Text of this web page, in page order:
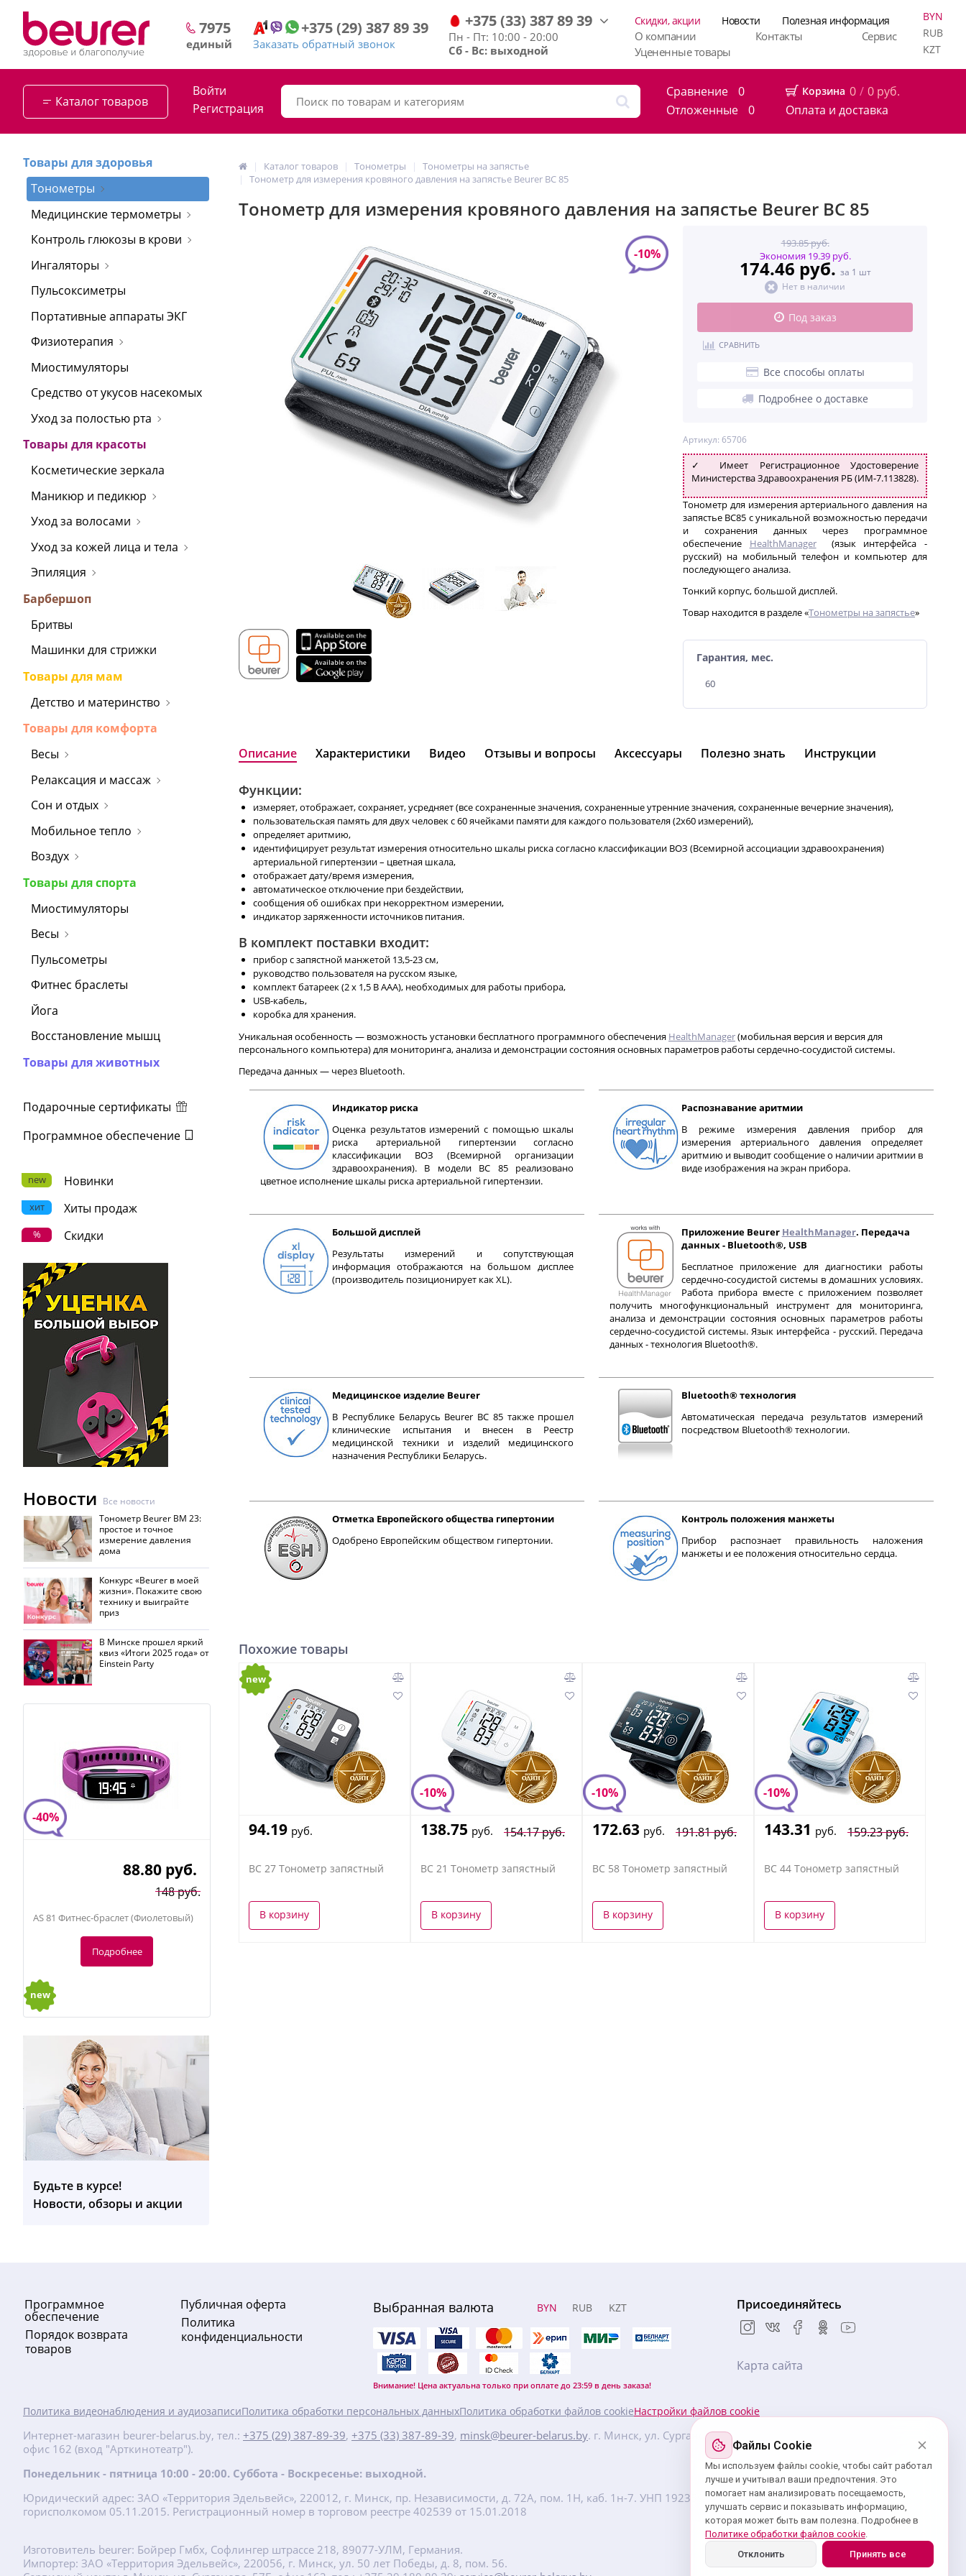
7975
единый
+375(29) 3878939
Заказать обратный звонок
+375(33) 3878939
Пн - Пт: 10:00 - 20:00
Сб - Вс: выходной
Скидки, акции Новости Полезная информация
О компании Контакты
Сервис
Уцененные товары
BYN
RUB
KZT
Каталог товаров
Войти
Регистрация
Сравнение
0
Отложенные
0
Корзина 0 / 0 руб.
Оплата и доставка
Товары для здоровья
Тонометры
Медицинские термометры
Контроль глюкозы в крови
Ингаляторы
Пульсоксиметры
Портативные аппараты ЭКГ
Физиотерапия
Миостимуляторы
Средство от укусов насекомых
Уход за полостью рта
Товары для красоты
Косметические зеркала
Маникюр и педикюр
Уход за волосами
Уход за кожей лица и тела
Эпиляция
Барбершоп
Бритвы
Машинки для стрижки
Товары для мам
Детство и материнство
Товары для комфорта
Весы
Релаксация и массаж
Сон и отдых
Мобильное тепло
Воздух
Товары для спорта
Миостимуляторы
Весы
Пульсометры
Фитнес браслеты
Йога
Восстановление мышц
Товары для животных
Подарочные сертификаты
Программное обеспечение
new Новинки
хит Хиты продаж
% Скидки
Новости Все новости
Тонометр Beurer BM 23:
простое и точное
измерение давления
дома
Конкурс «Beurer в моей
жизни». Покажите свою
технику и выиграйте
приз
В Минске прошел яркий
квиз «Итоги 2025 года» от
Einstein Party
-40%
88.80 руб.
148 руб.
AS 81 Фитнес-браслет (Фиолетовый)
Подробнее
new
128руб.
Массажер для домашних животных
PP410
246.03руб.
273.37 руб.
BM 58 Тонометр плечевой
Подробнее
new
Будьте в курсе!
Новости, обзоры и акции
Каталог товаров Тонометры
Тонометры на запястье
Тонометр для измерения кровяного давления на запястье Beurer BC 85
Тонометр для измерения кровяного давления на запястье Beurer BC 85
-10%
Артикул: 65706
✓ Имеет Регистрационное Удостоверение
Министерства Здравоохранения РБ (ИМ-7.113828).
Тонометр для измерения артериального давления на
запястье BC85 с уникальной возможностью передачи
и сохранения данных через программное
обеспечение HealthManager(язык интерфейса -
русский) на мобильный телефон и компьютер для
последующего анализа.
Тонкий корпус, большой дисплей.
Товар находится в разделе «Тонометры на запястье»
Гарантия, мес.
60
193.85 руб.
Экономия 19.39 руб.
174.46 руб. за 1 шт
Нет в наличии
Под заказ
СРАВНИТЬ
Все способы оплаты
Подробнее о доставке
Описание Характеристики Видео Отзывы и вопросы Аксессуары Полезно знать Инструкции
Функции:
измеряет, отображает, сохраняет, усредняет (все сохраненные значения, сохраненные утренние значения, сохраненные вечерние значения),
пользовательская память для двух человек с 60 ячейками памяти для каждого пользователя (2х60 измерений),
определяет аритмию,
идентифицирует результат измерения относительно шкалы риска согласно классификации ВОЗ (Всемирной ассоциации здравоохранения)
артериальной гипертензии – цветная шкала,
отображает дату/время измерения,
автоматическое отключение при бездействии,
сообщения об ошибках при некорректном измерении,
индикатор заряженности источников питания.
В комплект поставки входит:
прибор с запястной манжетой 13,5-23 см,
руководство пользователя на русском языке,
комплект батареек (2 х 1,5 В ААА), необходимых для работы прибора,
USB-кабель,
коробка для хранения.
Уникальная особенность — возможность установки бесплатного программного обеспечения HealthManager(мобильная версия и версия для
персонального компьютера) для мониторинга, анализа и демонстрации состояния основных параметров работы сердечно-сосудистой системы.
Передача данных — через Bluetooth.
Индикатор риска
Оценка результатов измерений с помощью шкалы
риска артериальной гипертензии согласно
классификации ВОЗ (Всемирной организации
здравоохранения). В модели ВС 85 реализовано
цветное исполнение шкалы риска артериальной гипертензии.
Распознавание аритмии
В режиме измерения давления прибор для
измерения артериального давления определяет
аритмию и выводит сообщение о наличии аритмии в
виде изображения на экран прибора.
Большой дисплей
Результаты измерений и сопутствующая
информация отображаются на большом дисплее
(производитель позиционирует как XL).
Приложение Beurer HealthManager. Передача
данных - Bluetooth®, USB
Бесплатное приложение для диагностики работы
сердечно-сосудистой системы в домашних условиях.
Работа прибора вместе с приложением позволяет
получить многофункциональный инструмент для мониторинга,
анализа и демонстрации состояния основных параметров работы
сердечно-сосудистой системы. Язык интерфейса - русский. Передача
данных - технология Bluetooth®.
Медицинское изделие Beurer
В Республике Беларусь Beurer ВС 85 также прошел
клинические испытания и внесен в Реестр
медицинской техники и изделий медицинского
назначения Республики Беларусь.
Bluetooth® технология
Автоматическая передача результатов измерений
посредством Bluetooth® технологии.
Отметка Европейского общества гипертонии
Одобрено Европейским обществом гипертонии.
Контроль положения манжеты
Прибор распознает правильность наложения
манжеты и ее положения относительно сердца.
Похожие товары
new
94.19 руб.
BC 27 Тонометр запястный
В корзину
-10%
154.17 руб.
138.75 руб.
BC 21 Тонометр запястный
В корзину
-10%
191.81 руб.
172.63 руб.
BC 58 Тонометр запястный
В корзину
-10%
159.23 руб.
143.31 руб.
BC 44 Тонометр запястный
В корзину
Программное
обеспечение
Порядок возврата
товаров
Публичная оферта
Политика
конфиденциальности
Выбранная валюта BYN RUB KZT
Внимание! Цена актуальна только при оплате до 23:59 в день заказа!
Присоединяйтесь
Карта сайта
Политика видеонаблюдения и аудиозаписиПолитика обработки персональных данныхПолитика обработки файлов cookieНастройки файлов cookie
Интернет-магазин beurer-belarus.by, тел.: +375 (29) 387-89-39, +375 (33) 387-89-39, minsk@beurer-belarus.by. г. Минск, ул. Сурганова, 57Б, БЦ «Новая Европа», 5 этаж,
офис 162 (вход "Арткинотеатр").
Понедельник - пятница 10:00 - 20:00. Суббота - Воскресенье: выходной.
Юридический адрес: ЗАО «Территория Эдельвейс», 220012, г. Минск, пр. Независимости, д. 72А, пом. 1Н, каб. 1н-7. УНП ‎192359439 зарегистрировано Минским
горисполкомом 05.11.2015. Регистрационный номер в торговом реестре 402539 от 15.01.2018
Изготовитель beurer: Бойрер Гмбх, Софлингер штрассе 218, 89077-УЛМ, Германия.
Импортер: ЗАО «Территория Эдельвейс», 220056, г. Минск, ул. 50 лет Победы, д. 8, пом. 56.
Файлы Cookie
Мы используем файлы cookie, чтобы сайт работал
лучше и учитывал ваши предпочтения. Это
помогает нам анализировать посещаемость,
улучшать сервис и показывать информацию,
которая может быть вам полезна. Подробнее в
Политике обработки файлов cookie.
Отклонить
Принять все